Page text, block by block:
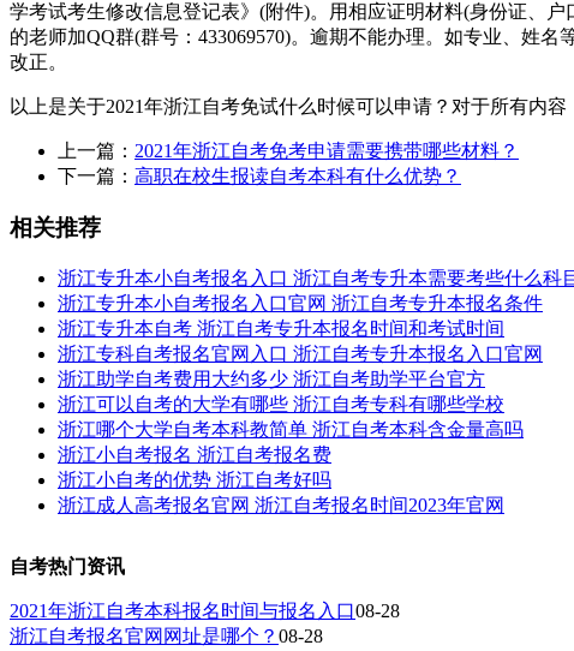
学考试考生修改信息登记表》(附件)。用相应证明材料(身份证、
的老师加QQ群(群号：433069570)。逾期不能办理。如专业、姓
改正。
以上是关于2021年浙江自考免试什么时候可以申请？对于所有内
上一篇： 2021年浙江自考免考申请需要携带哪些材料？
下一篇： 高职在校生报读自考本科有什么优势？
相关推荐
浙江专升本小自考报名入口 浙江自考专升本需要考些什么科
浙江专升本小自考报名入口官网 浙江自考专升本报名条件
浙江专升本自考 浙江自考专升本报名时间和考试时间
浙江专科自考报名官网入口 浙江自考专升本报名入口官网
浙江助学自考费用大约多少 浙江自考助学平台官方
浙江可以自考的大学有哪些 浙江自考专科有哪些学校
浙江哪个大学自考本科教简单 浙江自考本科含金量高吗
浙江小自考报名 浙江自考报名费
浙江小自考的优势 浙江自考好吗
浙江成人高考报名官网 浙江自考报名时间2023年官网
自考热门资讯
2021年浙江自考本科报名时间与报名入口08-28
浙江自考报名官网网址是哪个？ 08-28